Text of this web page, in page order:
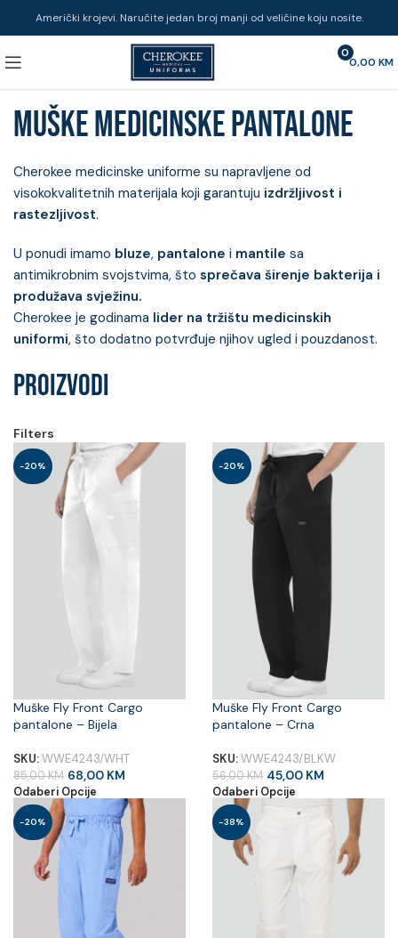
Američki krojevi. Naručite jedan broj manji od veličine koju nosite.
0
0,00 KM
Muške medicinske pantalone
Cherokee medicinske uniforme su napravljene od
visokokvalitetnih materijala koji garantuju izdržljivost i
rastezljivost.
U ponudi imamo bluze, pantalone i mantile sa
antimikrobnim svojstvima, što sprečava širenje bakterija i
produžava svježinu.
Cherokee je godinama lider na tržištu medicinskih
uniformi, što dodatno potvrđuje njihov ugled i pouzdanost.
PROIZVODI
Filters
-20%
Muške Fly Front Cargo
pantalone – Bijela
SKU:WWE4243/WHT
85,00KM 68,00 KM
Odaberi Opcije
-20%
Muške Fly Front Cargo
pantalone – Crna
SKU:WWE4243/BLKW
56,00KM 45,00 KM
Odaberi Opcije
-20% -38%